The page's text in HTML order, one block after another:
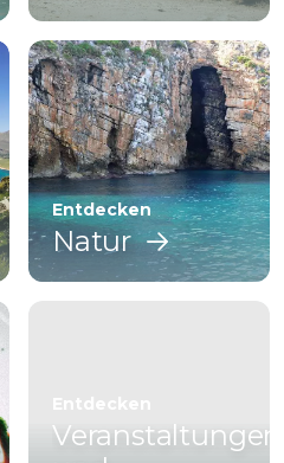
Entdecken
Natur
Veranstaltungen